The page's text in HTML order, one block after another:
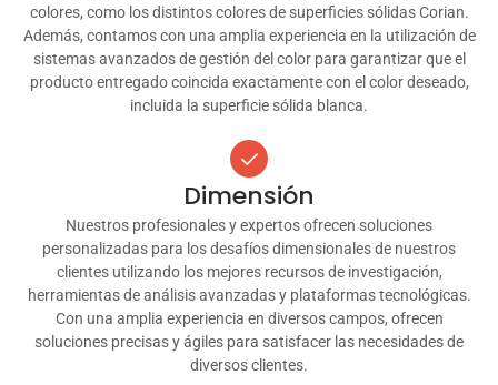
colores, como los distintos colores de superficies sólidas Corian.
Además, contamos con una amplia experiencia en la utilización de
sistemas avanzados de gestión del color para garantizar que el
producto entregado coincida exactamente con el color deseado,
incluida la superficie sólida blanca.
Dimensión
Nuestros profesionales y expertos ofrecen soluciones
personalizadas para los desafíos dimensionales de nuestros
clientes utilizando los mejores recursos de investigación,
herramientas de análisis avanzadas y plataformas tecnológicas.
Con una amplia experiencia en diversos campos, ofrecen
soluciones precisas y ágiles para satisfacer las necesidades de
diversos clientes.